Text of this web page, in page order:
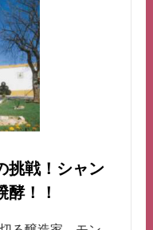
挑戦！シャン
！！